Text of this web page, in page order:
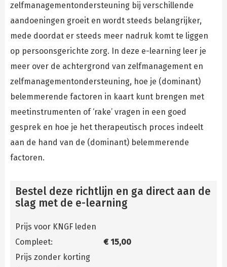
zelfmanagementondersteuning bij verschillende
aandoeningen groeit en wordt steeds belangrijker,
mede doordat er steeds meer nadruk komt te liggen
op persoonsgerichte zorg. In deze e-learning leer je
meer over de achtergrond van zelfmanagement en
zelfmanagementondersteuning, hoe je (dominant)
belemmerende factoren in kaart kunt brengen met
meetinstrumenten of ‘rake’ vragen in een goed
gesprek en hoe je het therapeutisch proces indeelt
aan de hand van de (dominant) belemmerende
factoren.
Bestel deze richtlijn en ga direct aan de
slag met de e-learning
Prijs voor KNGF leden
Compleet:
€ 15,00
Prijs zonder korting